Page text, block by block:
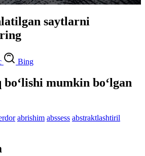
saytlarni
Bing
mumkin bo‘lgan
abrishim abssess abstraktlashtiril